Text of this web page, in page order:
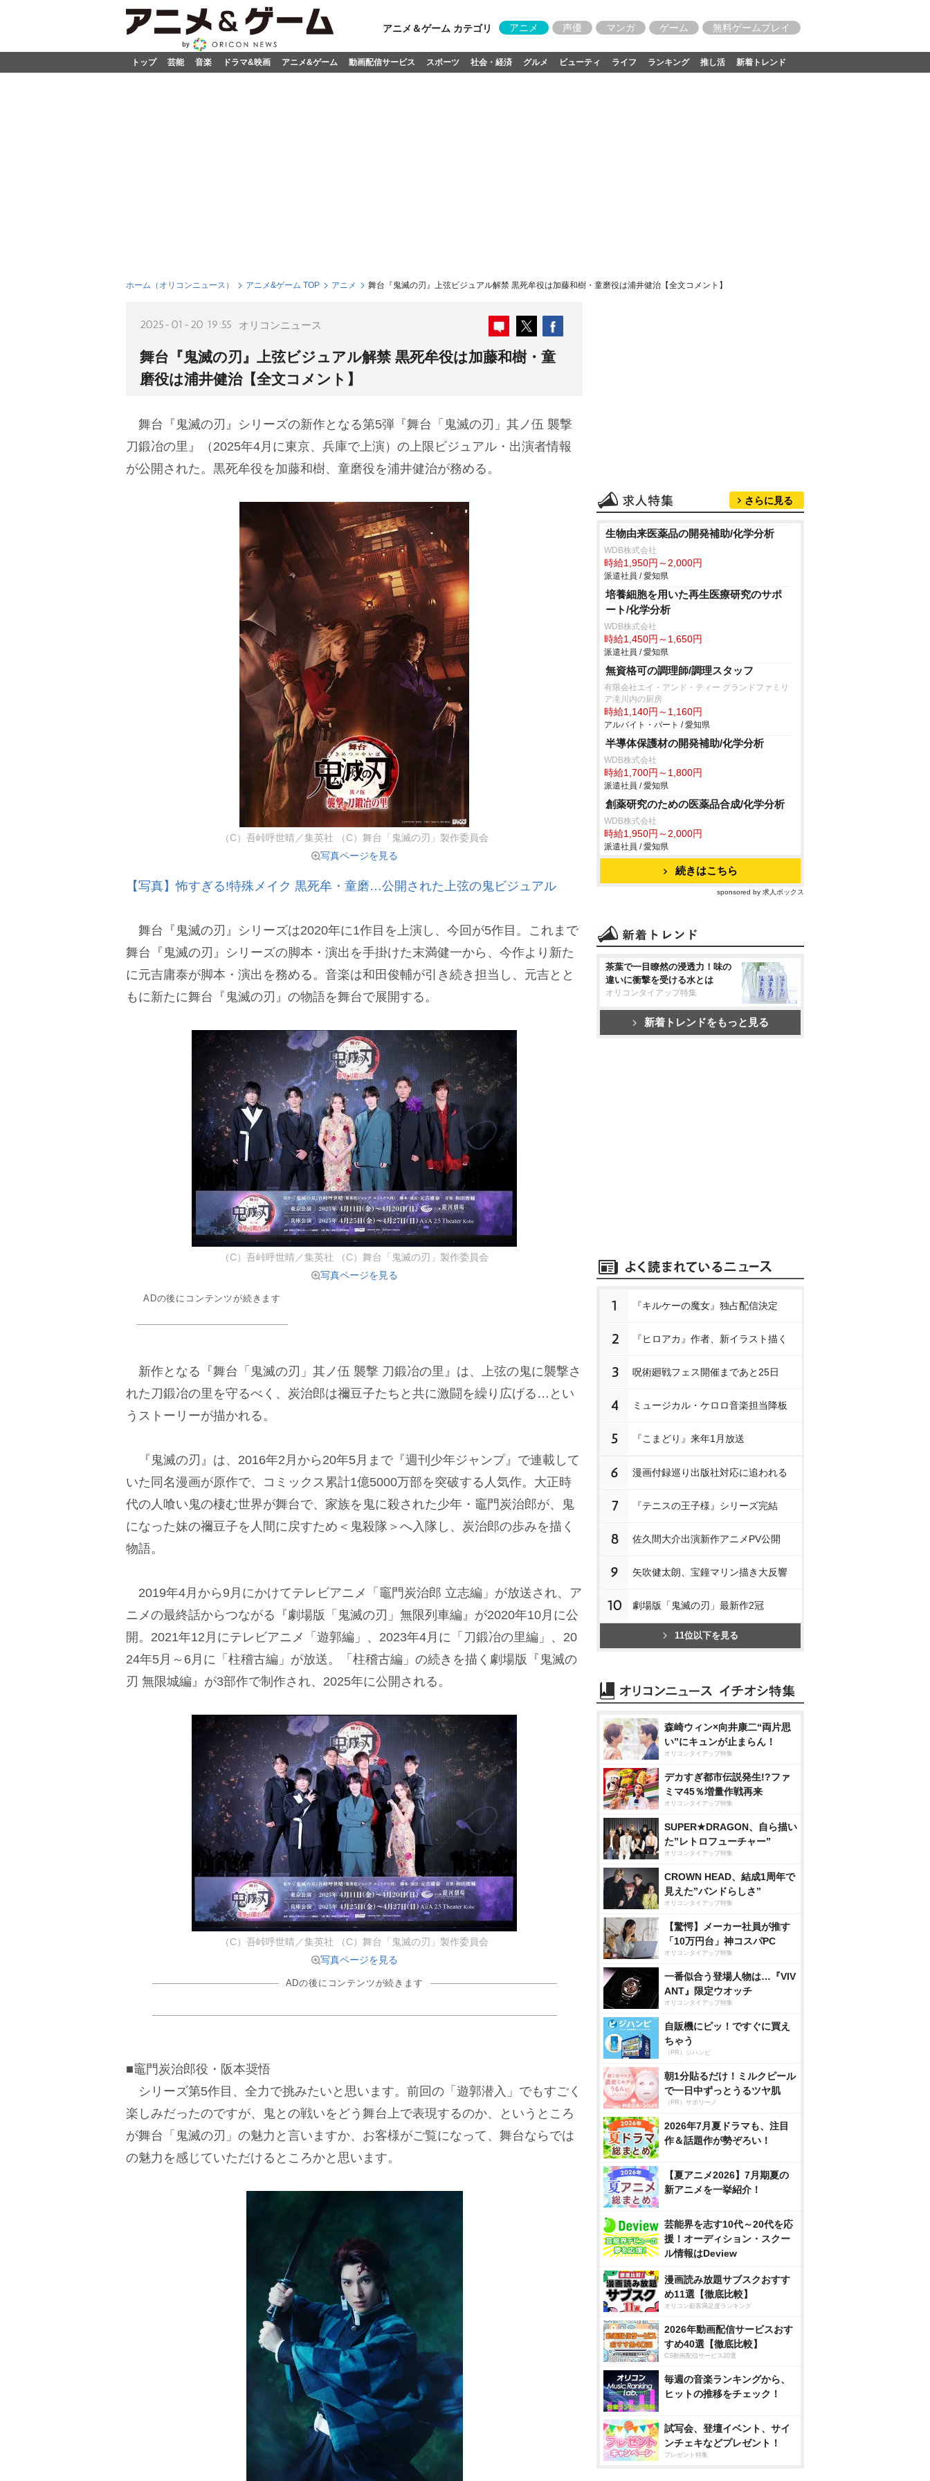
アニメ＆ゲーム カテゴリ アニメ 声優 マンガ ゲーム 無料ゲームプレイ
トップ 芸能 音楽 ドラマ&映画 アニメ&ゲーム 動画配信サービス スポーツ 社会・経済 グルメ ビューティ ライフ ランキング 推し活 新着トレンド
ホーム（オリコンニュース） アニメ&ゲーム TOP アニメ 舞台『鬼滅の刃』上弦ビジュアル解禁 黒死牟役は加藤和樹・童磨役は浦井健治【全文コメント】
2025-01-20 19:55 オリコンニュース
舞台『鬼滅の刃』上弦ビジュアル解禁 黒死牟役は加藤和樹・童
磨役は浦井健治【全文コメント】
舞台『鬼滅の刃』シリーズの新作となる第5弾『舞台「鬼滅の刃」其ノ伍 襲撃
刀鍛冶の里』（2025年4月に東京、兵庫で上演）の上限ビジュアル・出演者情報
が公開された。黒死牟役を加藤和樹、童磨役を浦井健治が務める。
（C）吾峠呼世晴／集英社 （C）舞台「鬼滅の刃」製作委員会
写真ページを見る
【写真】怖すぎる!特殊メイク 黒死牟・童磨…公開された上弦の鬼ビジュアル
舞台『鬼滅の刃』シリーズは2020年に1作目を上演し、今回が5作目。これまで
舞台『鬼滅の刃』シリーズの脚本・演出を手掛けた末満健一から、今作より新た
に元吉庸泰が脚本・演出を務める。音楽は和田俊輔が引き続き担当し、元吉とと
もに新たに舞台『鬼滅の刃』の物語を舞台で展開する。
（C）吾峠呼世晴／集英社 （C）舞台「鬼滅の刃」製作委員会
写真ページを見る
ADの後にコンテンツが続きます
新作となる『舞台「鬼滅の刃」其ノ伍 襲撃 刀鍛冶の里』は、上弦の鬼に襲撃さ
れた刀鍛冶の里を守るべく、炭治郎は禰豆子たちと共に激闘を繰り広げる…とい
うストーリーが描かれる。
『鬼滅の刃』は、2016年2月から20年5月まで『週刊少年ジャンプ』で連載して
いた同名漫画が原作で、コミックス累計1億5000万部を突破する人気作。大正時
代の人喰い鬼の棲む世界が舞台で、家族を鬼に殺された少年・竈門炭治郎が、鬼
になった妹の禰豆子を人間に戻すため＜鬼殺隊＞へ入隊し、炭治郎の歩みを描く
物語。
2019年4月から9月にかけてテレビアニメ「竈門炭治郎 立志編」が放送され、ア
ニメの最終話からつながる『劇場版「鬼滅の刃」無限列車編』が2020年10月に公
開。2021年12月にテレビアニメ「遊郭編」、2023年4月に「刀鍛冶の里編」、20
24年5月～6月に「柱稽古編」が放送。「柱稽古編」の続きを描く劇場版『鬼滅の
刃 無限城編』が3部作で制作され、2025年に公開される。
（C）吾峠呼世晴／集英社 （C）舞台「鬼滅の刃」製作委員会
写真ページを見る
ADの後にコンテンツが続きます
■竈門炭治郎役・阪本奨悟
シリーズ第5作目、全力で挑みたいと思います。前回の「遊郭潜入」でもすごく
楽しみだったのですが、鬼との戦いをどう舞台上で表現するのか、というところ
が舞台「鬼滅の刃」の魅力と言いますか、お客様がご覧になって、舞台ならでは
の魅力を感じていただけるところかと思います。
さらに見る
生物由来医薬品の開発補助/化学分析
WDB株式会社
時給1,950円～2,000円
派遣社員 / 愛知県
培養細胞を用いた再生医療研究のサポ
ート/化学分析
WDB株式会社
時給1,450円～1,650円
派遣社員 / 愛知県
無資格可の調理師/調理スタッフ
有限会社エイ・アンド・ティー グランドファミリ
ア滝川内の厨房
時給1,140円～1,160円
アルバイト・パート / 愛知県
半導体保護材の開発補助/化学分析
WDB株式会社
時給1,700円～1,800円
派遣社員 / 愛知県
創薬研究のための医薬品合成/化学分析
WDB株式会社
時給1,950円～2,000円
派遣社員 / 愛知県
続きはこちら
sponsored by 求人ボックス
茶葉で一目瞭然の浸透力！味の
違いに衝撃を受ける水とは
オリコンタイアップ特集
新着トレンドをもっと見る
1 『キルケーの魔女』独占配信決定
2 『ヒロアカ』作者、新イラスト描く
3 呪術廻戦フェス開催まであと25日
4 ミュージカル・ケロロ音楽担当降板
5 『こまどり』来年1月放送
6 漫画付録巡り出版社対応に追われる
7 『テニスの王子様』シリーズ完結
8 佐久間大介出演新作アニメPV公開
9 矢吹健太朗、宝鐘マリン描き大反響
10 劇場版「鬼滅の刃」最新作2冠
11位以下を見る
森崎ウィン×向井康二“両片思
い”にキュンが止まらん！
オリコンタイアップ特集
デカすぎ都市伝説発生!?ファ
ミマ45％増量作戦再来
オリコンタイアップ特集
SUPER★DRAGON、自ら描い
た”レトロフューチャー”
オリコンタイアップ特集
CROWN HEAD、結成1周年で
見えた”バンドらしさ”
オリコンタイアップ特集
【驚愕】メーカー社員が推す
「10万円台」神コスパPC
オリコンタイアップ特集
一番似合う登場人物は…『VIV
ANT』限定ウオッチ
オリコンタイアップ特集
自販機にピッ！ですぐに買え
ちゃう
（PR）ジハンピ
朝1分貼るだけ！ミルクピール
で一日中ずっとうるツヤ肌
（PR）サボリーノ
2026年7月夏ドラマも、注目
作＆話題作が勢ぞろい！
【夏アニメ2026】7月期夏の
新アニメを一挙紹介！
芸能界を志す10代～20代を応
援！オーディション・スクー
ル情報はDeview
漫画読み放題サブスクおすす
め11選【徹底比較】
オリコン顧客満足度ランキング
2026年動画配信サービスおす
すめ40選【徹底比較】
CS動画配信サービス20選
毎週の音楽ランキングから、
ヒットの推移をチェック！
試写会、登壇イベント、サイ
ンチェキなどプレゼント！
プレゼント特集